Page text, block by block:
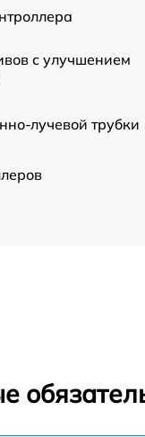
с улучшением
лучевой трубки